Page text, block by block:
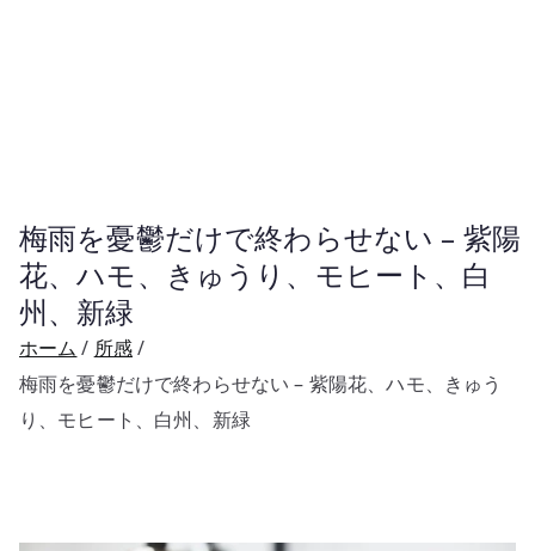
梅雨を憂鬱だけで終わらせない – 紫陽
花、ハモ、きゅうり、モヒート、白
州、新緑
ホーム
所感
梅雨を憂鬱だけで終わらせない – 紫陽花、ハモ、きゅう
り、モヒート、白州、新緑